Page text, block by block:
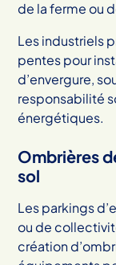
de la ferme ou
Les industriels
pentes pour
d’envergure,
responsabilité
énergétiques.
Ombrières
sol
Les parkings
ou de
création